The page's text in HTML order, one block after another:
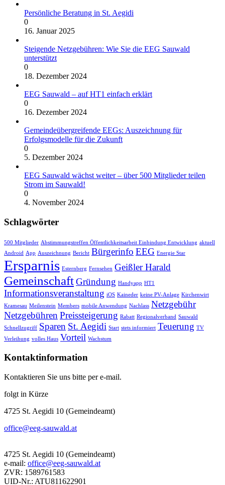
Persönliche Beratung in St. Aegidi
0
16. Januar 2025
Steigende Netzgebühren: Wie Sie die EEG Sauwald
unterstützt
0
18. Dezember 2024
EEG Sauwald – auf HT1 einfach erklärt
0
16. Dezember 2024
Gemeindeübergreifende EEGs: Auszeichnung für
Erfolgsmodelle für die Zukunft
0
5. Dezember 2024
EEG Sauwald wächst weiter – über 500 Mitglieder teilen
Strom im Sauwald!
0
4. November 2024
Schlagwörter
500 Mitglieder Abstimmungstreffen Öffentlichkeitsarbeit Einbindung Entwicklung aktuell
Android
App Auszeichnung Bericht Bürgerinfo EEG Energie Star
Ersparnis Esternberg Fernsehen Geißler Harald
GemeinschaftGründung Handyapp HT1
Informationsveranstaltung iOS Kaineder keine PV-Anlage Kirchenwirt
Kramesau Meilenstein Members mobile Anwendung Nachlass Netzgebühr
Netzgebühren Preissteigerung Rabatt Regionalverband Sauwald
Schnellzugriff Sparen St. Aegidi Start stets informiert Teuerung TV
Verleihung volles Haus Vorteil Wachstum
Kontaktinformation
Kontaktieren Sie uns bitte per e-mail.
folgt in Kürze
4725 St. Aegidi 10 (Gemeindeamt)
office@eeg-sauwald.at
4725 St. Aegidi 10 (Gemeindeamt)
e-mail: office@eeg-sauwald.at
ZVR: 1589761583
UID-Nr.: ATU811622901